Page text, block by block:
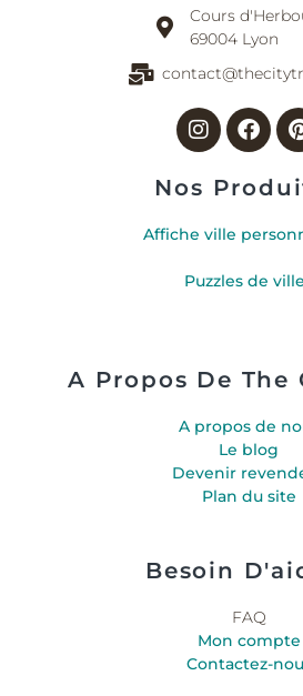
Cours
69004 Lyon
Nos
Affiche ville
Puzzles de
A Propos De The
A propos de
Le blog
Devenir
Plan du site
Besoin
FAQ
Mon compte
Contactez-